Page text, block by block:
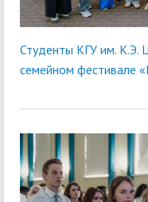
Студенты КГУ им. К.Э.
семейном фестивале